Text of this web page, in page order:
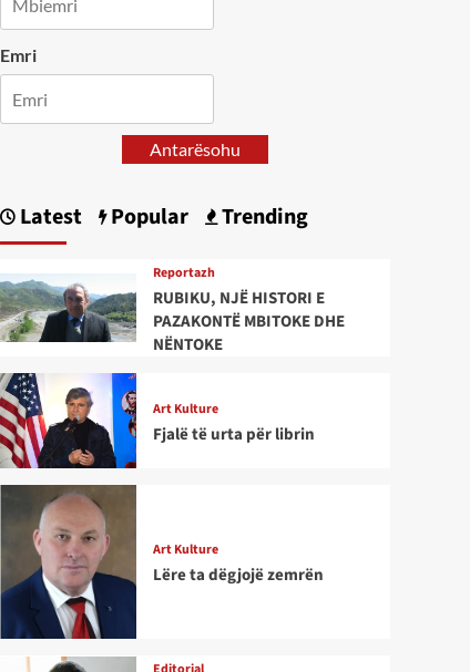
Emri
Antarësohu
Latest Popular Trending
Reportazh
RUBIKU, NJË HISTORI E
PAZAKONTË MBITOKE DHE
NËNTOKE
Art Kulture
Fjalë të urta për librin
Art Kulture
Lëre ta dëgjojë zemrën